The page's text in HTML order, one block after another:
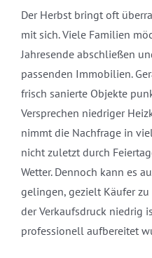
Der Herbst bringt oft
mit sich. Viele Familien
Jahresende abschließen
passenden Immobilien.
frisch sanierte Objekte
Versprechen niedriger
nimmt die Nachfrage in
nicht zuletzt durch
Wetter. Dennoch kann es
gelingen, gezielt Käufer
der Verkaufsdruck niedrig
professionell aufbereitet